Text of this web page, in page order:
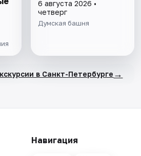
6 августа 2026 •
четверг
Думская башня
в Санкт-Петербурге →
Навигация